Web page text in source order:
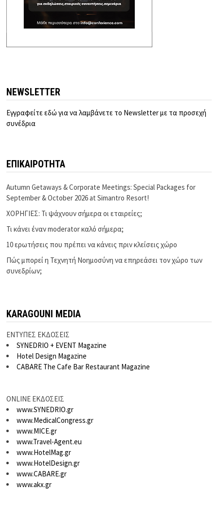
NEWSLETTER
Εγγραφείτε εδώ για να λαμβάνετε το Newsletter με τα προσεχή
συνέδρια
ΕΠΙΚΑΙΡΟΤΗΤΑ
Autumn Getaways & Corporate Meetings: Special Packages for
September & October 2026 at Simantro Resort!
ΧΟΡΗΓΙΕΣ: Τι ψάχνουν σήμερα οι εταιρείες;
Τι κάνει έναν moderator καλό σήμερα;
10 ερωτήσεις που πρέπει να κάνεις πριν κλείσεις χώρο
Πώς μπορεί η Τεχνητή Νοημοσύνη να επηρεάσει τον χώρο των
συνεδρίων;
KARAGOUNI MEDIA
ΕΝΤΥΠΕΣ ΕΚΔΟΣΕΙΣ
SYNEDRIO + EVENT Magazine
Hotel Design Magazine
CABARE The Cafe Bar Restaurant Magazine
ONLINE ΕΚΔΟΣΕΙΣ
www.SYNEDRIO.gr
www.MedicalCongress.gr
www.MICE.gr
www.Travel-Agent.eu
www.HotelMag.gr
www.HotelDesign.gr
www.CABARE.gr
www.akx.gr